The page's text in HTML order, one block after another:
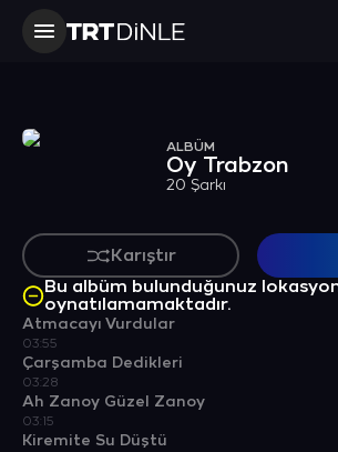
ALBÜM
Oy Trabzon
20 Şarkı
Karıştır
Bu albüm bulunduğunuz
oynatılamamaktadır.
Atmacayı Vurdular
03:55
Çarşamba Dedikleri
03:28
Ah Zanoy Güzel Zanoy
03:15
Kiremite Su Düştü